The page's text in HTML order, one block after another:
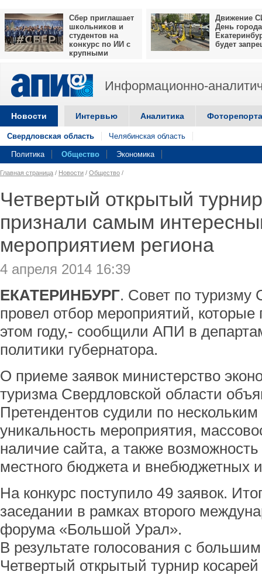
Сбер приглашает
школьников и
студентов на
конкурс по ИИ с
крупными
Движение
День города
будет
Информационно-
Новости Интервью Аналитика
Свердловская область Челябинская область
Политика Общество Экономика
Главная страница / Новости / Общество /
Четвертый открытый
признали самым
мероприятием региона
4 апреля 2014 16:39
ЕКАТЕРИНБУРГ. Совет по туризму
провел отбор мероприятий, которые
этом году,- сообщили АПИ в
политики губернатора.
О приеме заявок министерство
туризма Свердловской области
Претендентов судили по
уникальность мероприятия,
наличие сайта, а также
местного бюджета и внебюджетных
На конкурс поступило 49 заявок.
заседании в рамках второго
форума «Большой Урал».
В результате голосования с
Четвертый открытый турнир